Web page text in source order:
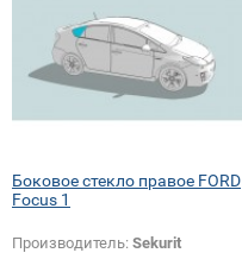
Боковое стекло правое FORD
Focus 1
Производитель: Sekurit